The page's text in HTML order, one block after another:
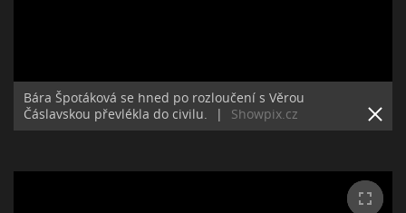
Bára Špotáková se hned po rozloučení s Věrou
Čáslavskou převlékla do civilu.
| Showpix.cz